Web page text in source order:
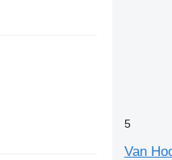
5
Van